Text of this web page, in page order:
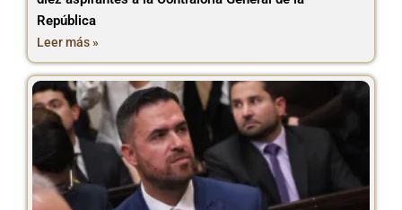
República
Leer más »